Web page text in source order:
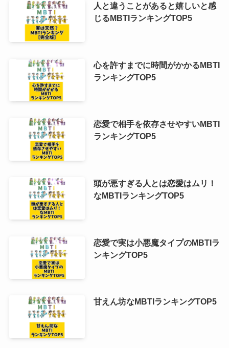
人と違うことがあると嬉しいと感
じるMBTIランキングTOP5
心を許すまでに時間がかかるMBTI
ランキングTOP5
恋愛で相手を依存させやすいMBTI
ランキングTOP5
頭が悪すぎる人とは恋愛はムリ！
なMBTIランキングTOP5
恋愛で実は小悪魔タイプのMBTIラ
ンキングTOP5
甘えん坊なMBTIランキングTOP5